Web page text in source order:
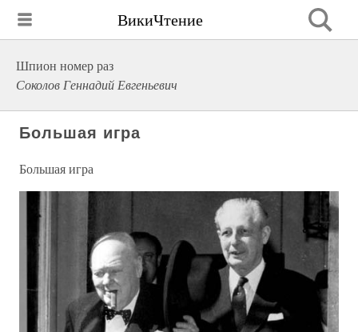
ВикиЧтение
Шпион номер раз
Соколов Геннадий Евгеньевич
Большая игра
Большая игра